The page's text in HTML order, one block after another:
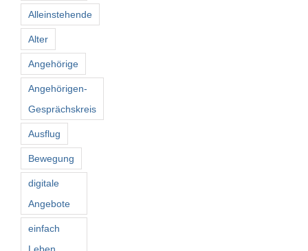
Alleinstehende
Alter
Angehörige
Angehörigen-
Gesprächskreis
Ausflug
Bewegung
digitale
Angebote
einfach
Leben